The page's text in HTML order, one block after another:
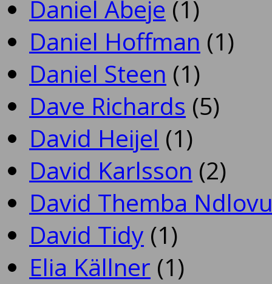
Daniel Abeje (1)
Daniel Hoffman (1)
Daniel Steen (1)
Dave Richards (5)
David Heijel (1)
David Karlsson (2)
David Themba
David Tidy (1)
Elia Källner (1)